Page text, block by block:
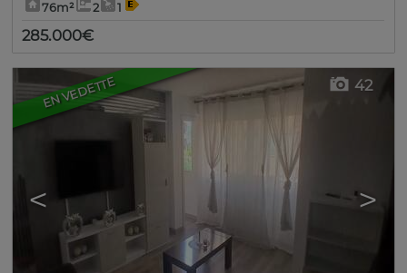
76m² 2 1
285.000€
EN VEDETTE
< >
42